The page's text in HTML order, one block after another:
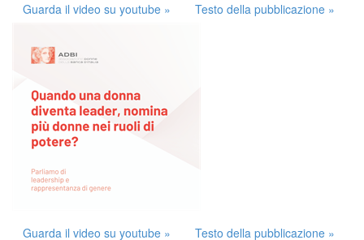
Guarda il video su youtube » Testo della pubblicazione »
Guarda il video su youtube » Testo della pubblicazione »